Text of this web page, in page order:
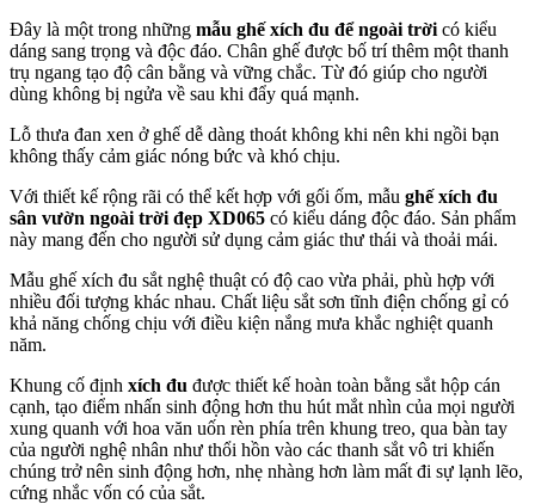
Đây là một trong những mẫu ghế xích đu để ngoài trời có kiểu
dáng sang trọng và độc đáo. Chân ghế được bố trí thêm một thanh
trụ ngang tạo độ cân bằng và vững chắc. Từ đó giúp cho người
dùng không bị ngửa về sau khi đẩy quá mạnh.
Lỗ thưa đan xen ở ghế dễ dàng thoát không khi nên khi ngồi bạn
không thấy cảm giác nóng bức và khó chịu.
Với thiết kế rộng rãi có thể kết hợp với gối ốm, mẫu ghế xích đu
sân vườn ngoài trời đẹp XD065 có kiểu dáng độc đáo. Sản phẩm
này mang đến cho người sử dụng cảm giác thư thái và thoải mái.
Mẫu ghế xích đu sắt nghệ thuật có độ cao vừa phải, phù hợp với
nhiều đối tượng khác nhau. Chất liệu sắt sơn tĩnh điện chống gỉ có
khả năng chống chịu với điều kiện nắng mưa khắc nghiệt quanh
năm.
Khung cố định xích đu được thiết kế hoàn toàn bằng sắt hộp cán
cạnh, tạo điểm nhấn sinh động hơn thu hút mắt nhìn của mọi người
xung quanh với hoa văn uốn rèn phía trên khung treo, qua bàn tay
của người nghệ nhân như thổi hồn vào các thanh sắt vô tri khiến
chúng trở nên sinh động hơn, nhẹ nhàng hơn làm mất đi sự lạnh lẽo,
cứng nhắc vốn có của sắt.